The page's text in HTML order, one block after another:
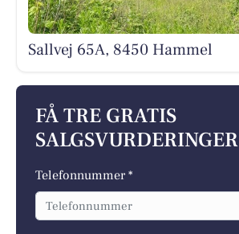
Sallvej 65A, 8450 Hammel
FÅ TRE GRATIS
SALGSVURDERINGER
Telefonnummer *